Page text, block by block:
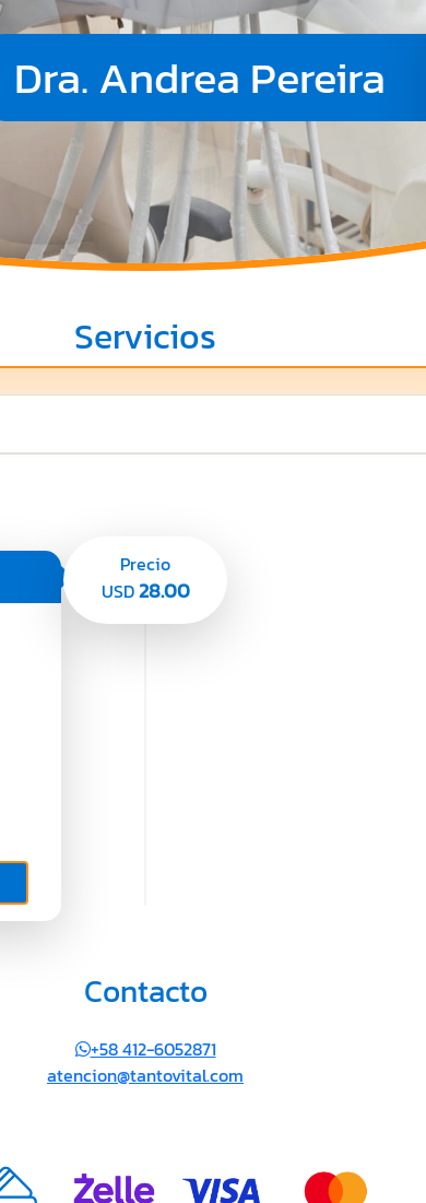
Dra. Andrea Pereira
Servicios
Precio
USD28.00
Contacto
+58 412-6052871
atencion@tantovital.com